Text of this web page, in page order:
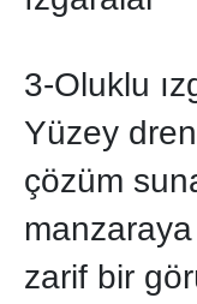
3-Oluklu
Yüzey
çözüm
zarif bir